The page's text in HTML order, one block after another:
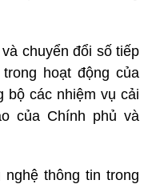
chuyển đổi số tiếp
hoạt động của
bộ các nhiệm vụ cải
của Chính phủ và
thông tin trong